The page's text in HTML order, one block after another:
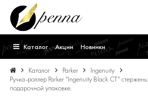
Каталог Акции Новинки
Каталог Parker
Ingenuity
Ручка-роллер Parker "Ingenuity Black CT"
подарочной упаковке.